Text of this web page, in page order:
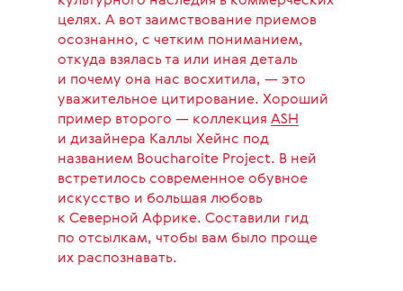
целях. А вот заимствование приемов
осознанно, с четким пониманием,
откуда взялась та или иная деталь
и почему она нас восхитила, — это
уважительное цитирование. Хороший
пример второго — коллекция ASH
и дизайнера Каллы Хейнс под
названием Boucharoite Project. В ней
встретилось современное обувное
искусство и большая любовь
к Северной Африке. Составили гид
по отсылкам, чтобы вам было проще
их распознавать.